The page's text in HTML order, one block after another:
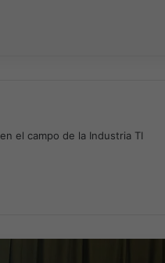
el campo de la Industria TI